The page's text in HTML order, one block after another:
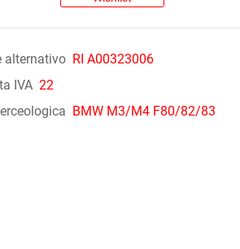
alternativo RI A00323006
IVA 22
BMW M3/M4 F80/82/83